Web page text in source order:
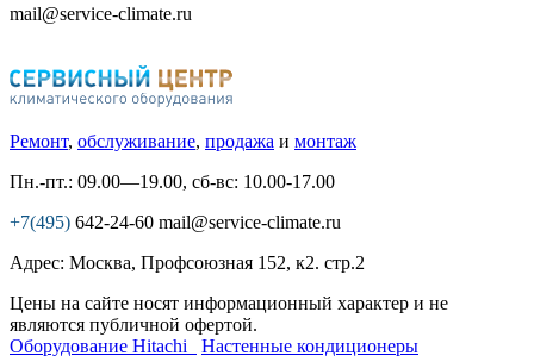
mail@service-climate.ru
Ремонт, обслуживание, продажа и монтаж
Пн.-пт.: 09.00—19.00, сб-вс: 10.00-17.00
+7(495) 642-24-60 mail@service-climate.ru
Адрес: Москва, Профсоюзная 152, к2. стр.2
Цены на сайте носят информационный характер и не
являются публичной офертой.
Оборудование Hitachi
Настенные кондиционеры